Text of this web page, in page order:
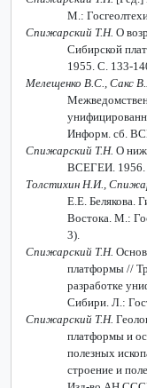
М.:
Спижарский Т.Н. О
Сибирской
1955. С. 133-
Мелещенко В.С., Сакс
Информ. сб.
Спижарский Т.Н. О
ВСЕГЕИ. 1956.
Толстихин Н.И.,
Е.Е. Белякова.
Востока. М.:
3).
Спижарский Т.Н.
платформы //
разработке
Сибири. Л.:
Спижарский Т.Н.
платформы и
полезных
строение и